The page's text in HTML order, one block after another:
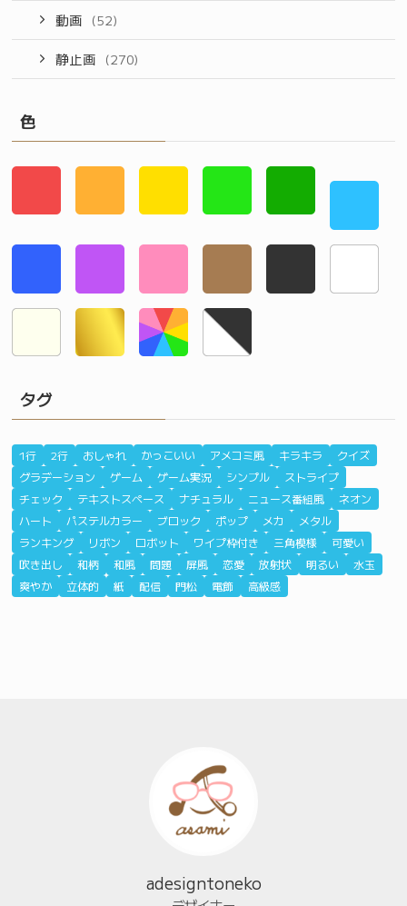
動画 (52)
静止画 (270)
色
タグ
1行 2行 おしゃれ かっこいい アメコミ風 キラキラ
クイズ
グラデーション
ゲーム ゲーム実況 シンプル
ストライプ
チェック
テキストスペース ナチュラル ニュース番組風
ネオン
ハート
パステルカラー ブロック ポップ メカ
メタル
ランキング
リボン ロボット ワイプ枠付き 三角模様
可愛い
吹き出し
和柄 和風 問題 屏風 恋愛 放射状 明るい
水玉
爽やか
立体的 紙 配信 門松 電飾 高級感
adesigntoneko